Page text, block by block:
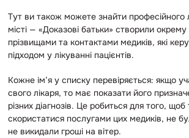
Тут ви також можете знайти професійного
місті — «Доказові батьки» створили
прізвищами та контактами медиків, які
підходом у лікуванні пацієнтів.
Кожне ім’я у списку перевіряється: якщо
свого лікаря, то має показати його
різних діагнозів. Це робиться для того, щоб
скористатися послугами цих медиків, не
не викидали гроші на вітер.